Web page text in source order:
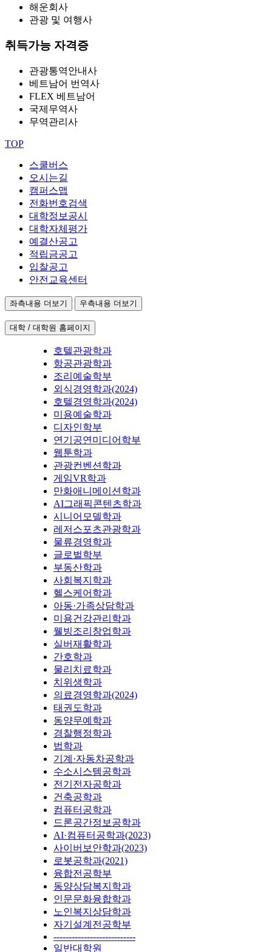
해운회사
관광 및 여행사
취득가능 자격증
관광통역안내사
베트남어 번역사
FLEX 베트남어
국제무역사
무역관리사
TOP
스쿨버스
오시는길
캠퍼스맵
전화번호검색
대학정보공시
대학자체평가
예결산공고
적립금공고
입찰공고
안전교육센터
좌측내용 더보기 우측내용 더보기
대학 / 대학원 홈페이지
호텔관광학과
항공관광학과
조리예술학부
외식경영학과(2024)
호텔경영학과(2024)
미용예술학과
디자인학부
연기공연미디어학부
웹툰학과
관광컨벤션학과
게임VR학과
만화애니메이션학과
AI그래픽콘텐츠학과
시니어모델학과
레저스포츠관광학과
물류경영학과
글로벌학부
부동산학과
사회복지학과
헬스케어학과
아동·가족상담학과
미용건강관리학과
웰빙조리창업학과
실버재활학과
간호학과
물리치료학과
치위생학과
의료경영학과(2024)
태권도학과
동양무예학과
경찰행정학과
법학과
기계·자동차공학과
수소시스템공학과
전기전자공학과
건축공학과
컴퓨터공학과
드론공간정보공학과
AI·컴퓨터공학과(2023)
사이버보안학과(2023)
로봇공학과(2021)
융합전공학부
동양상담복지학과
인문문화융합학과
노인복지상담학과
자기설계전공학부
---------------------------
일반대학원